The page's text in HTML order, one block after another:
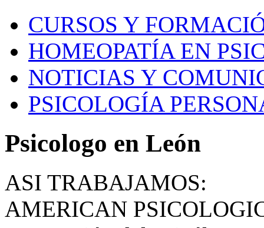
CURSOS Y
HOMEOPATÍA EN
NOTICIAS Y
PSICOLOGÍA
Psicologo en León
ASI TRABAJAMOS:
AMERICAN